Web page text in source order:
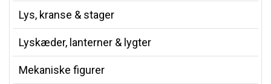
Lys, kranse & stager
Lyskæder, lanterner & lygter
Mekaniske figurer